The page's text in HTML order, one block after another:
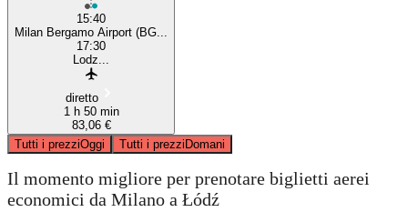
15:40
Milan Bergamo Airport (BG...
17:30
Lodz...
diretto
1 h 50 min
83,06 €
Tutti i prezziOggi Tutti i prezziDomani
Il momento migliore per prenotare biglietti aerei
economici da Milano a Łódź